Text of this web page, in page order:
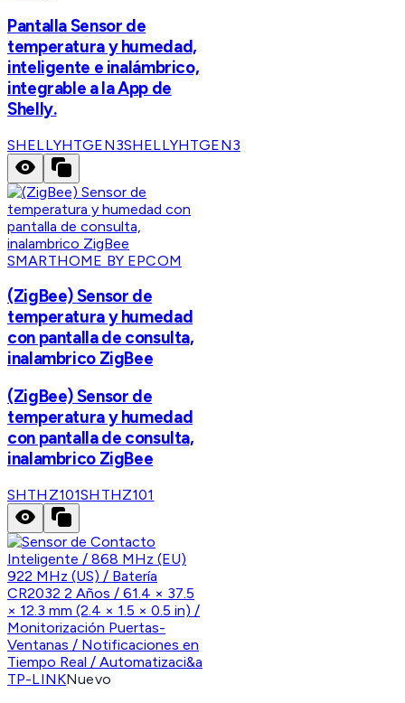
Pantalla Sensor de
temperatura y humedad,
inteligente e inalámbrico,
integrable a la App de
Shelly.
SHELLYHTGEN3SHELLYHTGEN3
SMARTHOME BY EPCOM
(ZigBee) Sensor de
temperatura y humedad
con pantalla de consulta,
inalambrico ZigBee
(ZigBee) Sensor de
temperatura y humedad
con pantalla de consulta,
inalambrico ZigBee
SHTHZ101SHTHZ101
TP-LINKNuevo